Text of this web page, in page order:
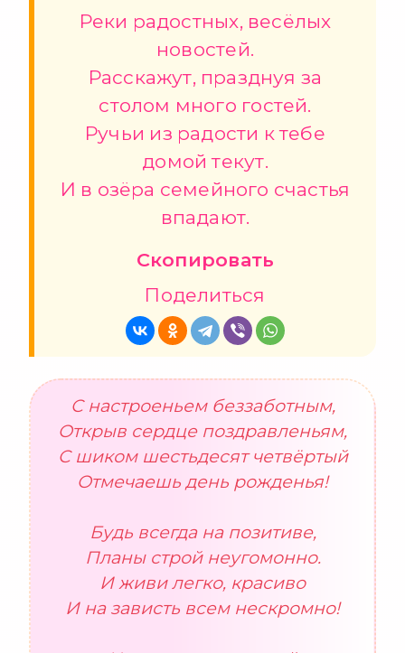
Реки радостных, весёлых
новостей.
Расскажут, празднуя за
столом много гостей.
Ручьи из радости к тебе
домой текут.
И в озёра семейного счастья
впадают.
Скопировать
Поделиться
С настроеньем беззаботным,
Открыв сердце поздравленьям,
С шиком шестьдесят четвёртый
Отмечаешь день рожденья!
Будь всегда на позитиве,
Планы строй неугомонно.
И живи легко, красиво
И на зависть всем нескромно!